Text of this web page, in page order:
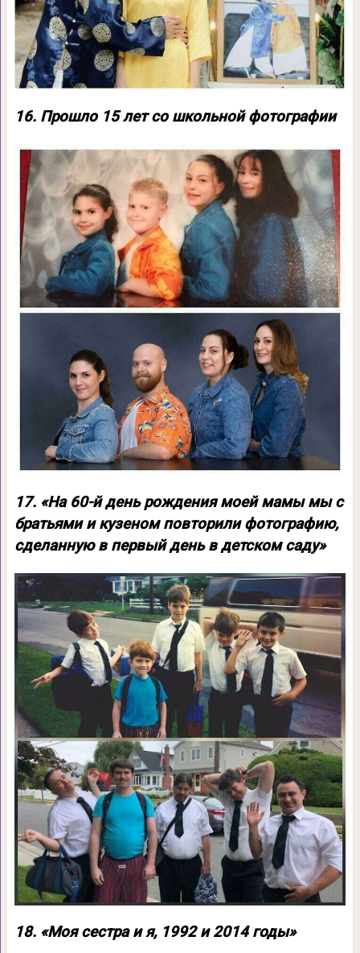
16. Прошло 15 лет со школьной фотографии
17. «На 60-й день рождения моей мамы мы с
братьями и кузеном повторили фотографию,
сделанную в первый день в детском саду»
18. «Моя сестра и я, 1992 и 2014 годы»